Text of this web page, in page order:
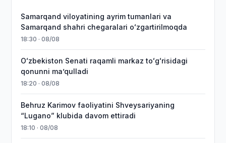
Samarqand viloyatining ayrim tumanlari va
Samarqand shahri chegaralari oʻzgartirilmoqda
18:30 · 08/08
Oʻzbekiston Senati raqamli markaz toʻgʻrisidagi
qonunni maʼqulladi
18:20 · 08/08
Behruz Karimov faoliyatini Shveysariyaning
“Lugano” klubida davom ettiradi
18:10 · 08/08